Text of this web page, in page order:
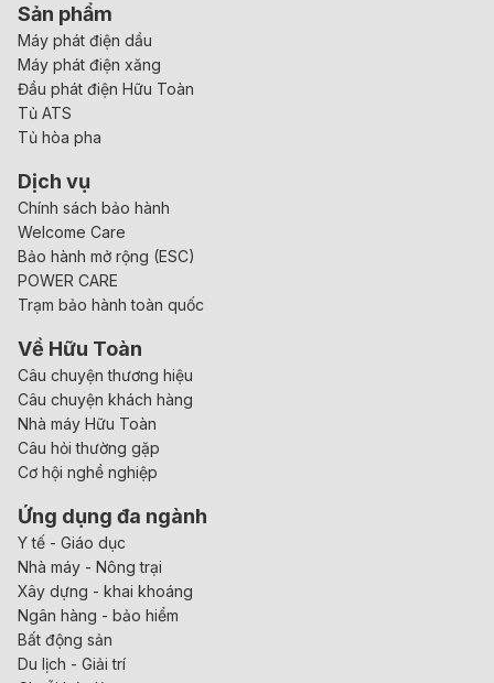
Sản phẩm
Máy phát điện dầu
Máy phát điện xăng
Đầu phát điện Hữu Toàn
Tủ ATS
Tủ hòa pha
Dịch vụ
Chính sách bảo hành
Welcome Care
Bảo hành mở rộng (ESC)
POWER CARE
Trạm bảo hành toàn quốc
Về Hữu Toàn
Câu chuyện thương hiệu
Câu chuyện khách hàng
Nhà máy Hữu Toàn
Câu hỏi thường gặp
Cơ hội nghề nghiệp
Ứng dụng đa ngành
Y tế - Giáo dục
Nhà máy - Nông trại
Xây dựng - khai khoáng
Ngân hàng - bảo hiểm
Bất động sản
Du lịch - Giải trí